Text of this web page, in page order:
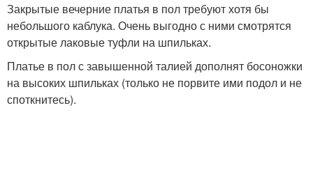
Закрытые вечерние платья в пол требуют хотя бы
небольшого каблука. Очень выгодно с ними смотрятся
открытые лаковые туфли на шпильках.
Платье в пол с завышенной талией дополнят босоножки
на высоких шпильках (только не порвите ими подол и не
споткнитесь).